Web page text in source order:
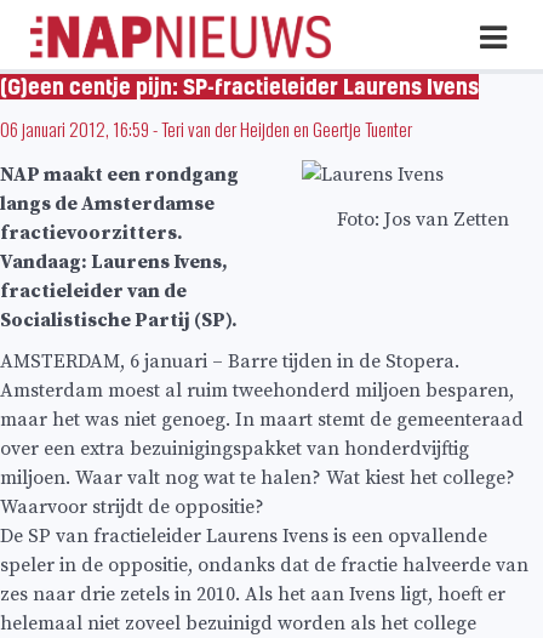
Skip
naar
inhoud
(G)een centje pijn: SP-fractieleider Laurens Ivens
06 januari 2012, 16:59-Teri van der HeijdenenGeertje Tuenter
Foto: Jos van Zetten
NAP maakt een rondgang
langs de Amsterdamse
fractievoorzitters.
Vandaag: Laurens Ivens,
fractieleider van de
Socialistische Partij (SP).
AMSTERDAM, 6 januari – Barre tijden in de Stopera.
Amsterdam moest al ruim tweehonderd miljoen besparen,
maar het was niet genoeg. In maart stemt de gemeenteraad
over een extra bezuinigingspakket van honderdvijftig
miljoen. Waar valt nog wat te halen? Wat kiest het college?
Waarvoor strijdt de oppositie?
De SP van fractieleider Laurens Ivens is een opvallende
speler in de oppositie, ondanks dat de fractie halveerde van
zes naar drie zetels in 2010. Als het aan Ivens ligt, hoeft er
helemaal niet zoveel bezuinigd worden als het college